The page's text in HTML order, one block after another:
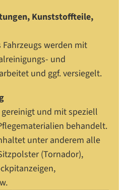
Kunststoffteile,
werden mit
und
und ggf. versiegelt.
und mit speziell
behandelt.
unter anderem alle
(Tornador),